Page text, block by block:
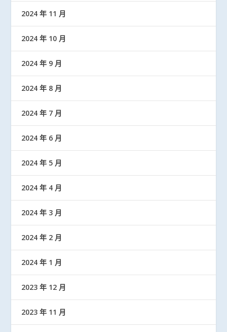
2024 年 11 月
2024 年 10 月
2024 年 9 月
2024 年 8 月
2024 年 7 月
2024 年 6 月
2024 年 5 月
2024 年 4 月
2024 年 3 月
2024 年 2 月
2024 年 1 月
2023 年 12 月
2023 年 11 月